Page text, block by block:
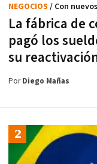
La fábrica de
pagó los
su
NEGOCIOS / Con
PorDiego Mañas